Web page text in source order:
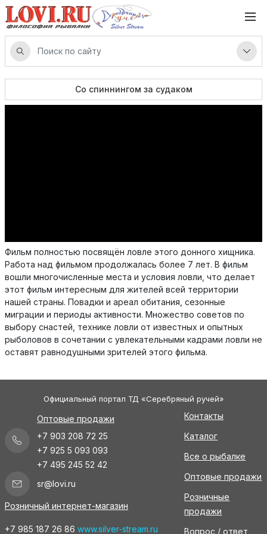
Со спиннингом за судаком
Фильм полностью посвящён ловле этого донного хищника.
Работа над фильмом продолжалась более 7 лет. В фильм
вошли многочисленные места и условия ловли, что делает
этот фильм интересным для жителей всей территории
нашей страны. Повадки и ареал обитания, сезонные
миграции и периоды активности. Множество советов по
выбору снастей, технике ловли от известных и опытных
рыболовов в сочетании с увлекательными кадрами ловли не
оставят равнодушными зрителей этого фильма.
Официальный портал ТД «Серебряный ручей»
Оптовые продажи
+7 903 208 72 25
+7 925 5 093 093
+7 495 245 52 42
sr@lovi.ru
Розничный интернет-магазин
+7 985 187 26 86 www.silver-stream.ru
Контакты
Каталог
Все о рыбалке
Оптовые продажи
Розничные
продажи
Вопрос / ответ